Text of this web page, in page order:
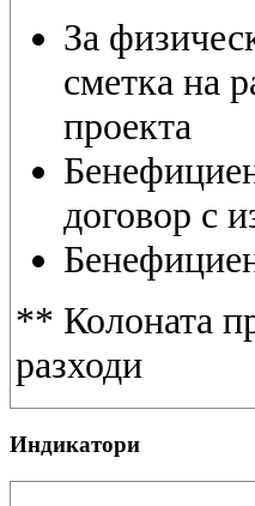
За
сметка на
проекта
договор с
** Колоната
разходи
Индикатори